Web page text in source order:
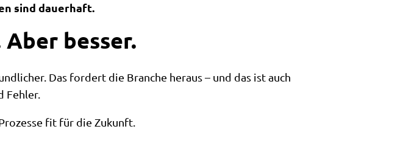
sind dauerhaft.
besser.
Das fordert die Branche heraus – und das ist auch
Fehler.
fit für die Zukunft.